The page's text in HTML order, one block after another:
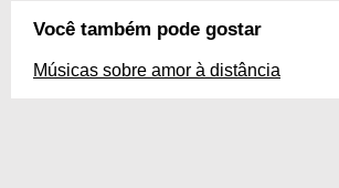
Você também pode gostar
Músicas sobre amor à distância